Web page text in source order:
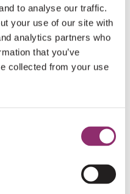
to analyse our traffic.
your use of our site with
analytics partners who
that you’ve
collected from your use
DONATEURS
€5